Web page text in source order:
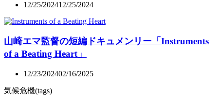
12/25/202412/25/2024
山崎エマ監督の短編ドキュメンリー「Instruments
of a Beating Heart」
12/23/202402/16/2025
気候危機(tags)